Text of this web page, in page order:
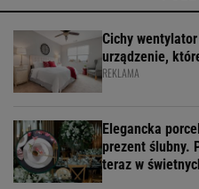
Cichy
urządzenie,
REKLAMA
Elegancka
prezent ślubny.
teraz w